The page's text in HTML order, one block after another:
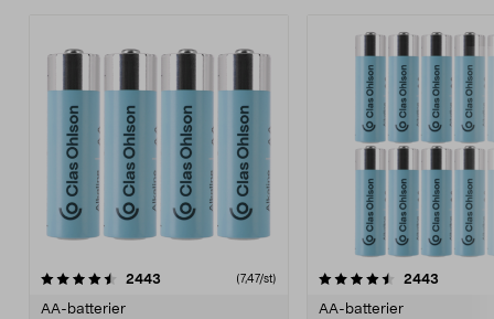
2443 (7,47/st)
AA-batterier
4.5av 5 stjärnor 2443
AA-batterier
4.5av 5 stjärnor